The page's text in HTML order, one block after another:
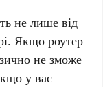
не лише від
Якщо роутер
не зможе
у вас